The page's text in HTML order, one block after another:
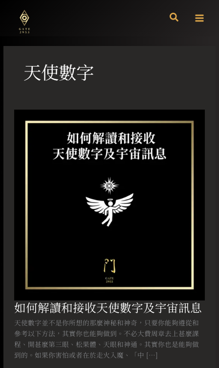
內
天使數字
如何解讀和接收天使數字及宇宙訊息
天使數字並不是你所想的那麼神秘和神奇，只要你能夠遵從和
參考以下方法，其實你也能夠做到。不必大費周章去上甚麼課
程、開甚麼第三眼、松果體、天眼和神通。其實你也是能夠做
到的。如果你害怕或者在於走火入魔、「中 […]